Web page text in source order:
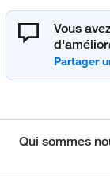
Vous
Qui sommes